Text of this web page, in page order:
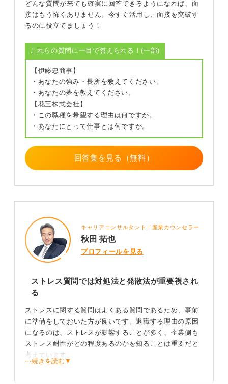
ストレスを感じること自体は自然なことであり、むしろ
その対処法を企業は見ています。正直に本音で答えるよ
うにしていきましょう。
0
どんな質問が来ても確実に回答できるようになれば、面
接はもう怖くありません。今すぐ活用し、面接を突破す
るのに役立てましょう！
これらの質問に一目で答えられる！(一部)
【伊藤忠商事】
・あなたの強み・長所を教えてください。
・あなたの夢を教えてください。
【花王株式会社】
・この職種を希望する理由は何ですか。
・あなたにとって仕事とは何ですか。
回答集を見る（無料）
キャリアコンサルタント／産業カウンセラー
秋田 拓也
プロフィールを見る
ストレス質問では対処法と発散法が重要視され
る
ストレスに関する質問はよくある質問であるため、事前
に準備をしておいた方が良いです。退職する理由の原因
になるのは、ストレスが影響することが多く、企業側も
ストレス耐性がどの程度あるのかを知ることは重要だと
考えています。
⋯続きを読む▼